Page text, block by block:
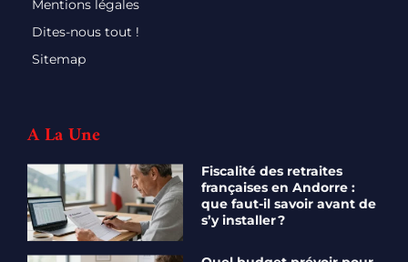
Mentions légales
Dites-nous tout !
Sitemap
A La Une
Fiscalité des retraites
françaises en Andorre :
que faut-il savoir avant de
s’y installer ?